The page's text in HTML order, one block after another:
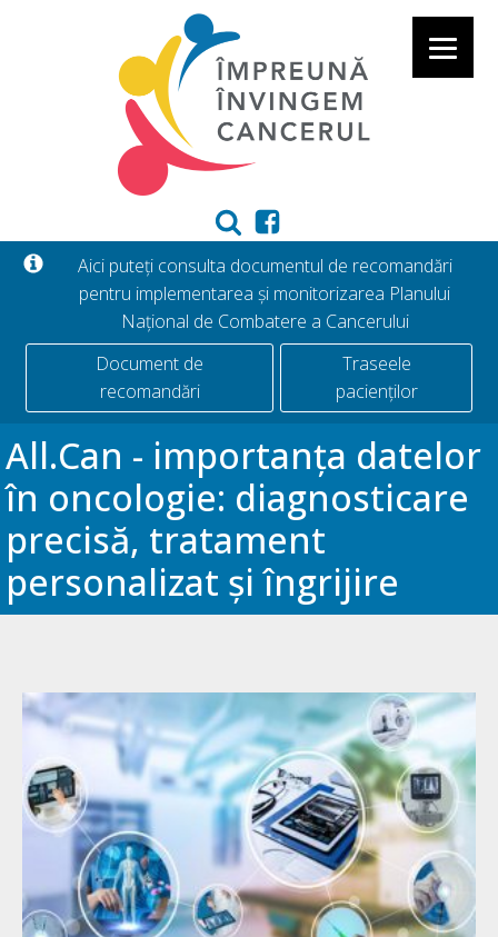
Aici puteți consulta documentul de recomandări
pentru implementarea și monitorizarea Planului
Național de Combatere a Cancerului
Document de
recomandări
Traseele
pacienților
All.Can - importanța datelor
în oncologie: diagnosticare
precisă, tratament
personalizat și îngrijire